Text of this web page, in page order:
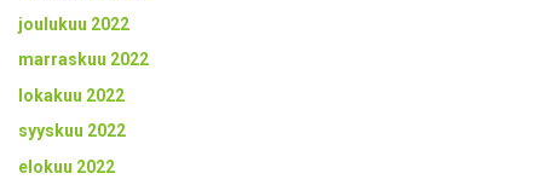
joulukuu 2022
marraskuu 2022
lokakuu 2022
syyskuu 2022
elokuu 2022